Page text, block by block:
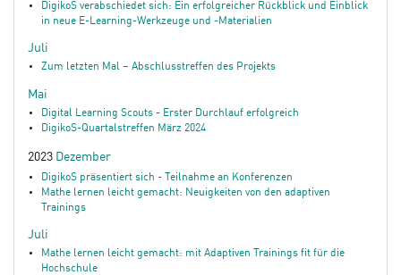
DigikoS verabschiedet sich: Ein erfolgreicher Rückblick und Einblick
in neue E-Learning-Werkzeuge und -Materialien
Juli
Zum letzten Mal – Abschlusstreffen des Projekts
Mai
Digital Learning Scouts - Erster Durchlauf erfolgreich
DigikoS-Quartalstreffen März 2024
2023 Dezember
DigikoS präsentiert sich - Teilnahme an Konferenzen
Mathe lernen leicht gemacht: Neuigkeiten von den adaptiven
Trainings
Juli
Mathe lernen leicht gemacht: mit Adaptiven Trainings fit für die
Hochschule